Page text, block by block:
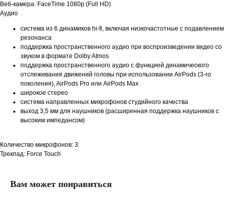
Веб-камера: FaceTime 1080p (Full HD)
Аудио
система из 6 динамиков hi-fi, включая низкочастотные с подавлением
резонанса
поддержка пространственного аудио при воспроизведении видео со
звуком в формате Dolby Atmos
поддержка пространственного аудио с функцией динамического
отслеживания движений головы при использовании AirPods (3‑го
поколения), AirPods Pro или AirPods Max
широкое стерео
система направленных микрофонов студийного качества
выход 3,5 мм для наушников (расширенная поддержка наушников с
высоким импедансом)
Количество микрофонов: 3
Трекпад: Force Touch
Вам может понравиться